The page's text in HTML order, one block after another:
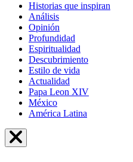
Historias que inspiran
Análisis
Opinión
Profundidad
Espiritualidad
Descubrimiento
Estilo de vida
Actualidad
Papa Leon XIV
México
América Latina